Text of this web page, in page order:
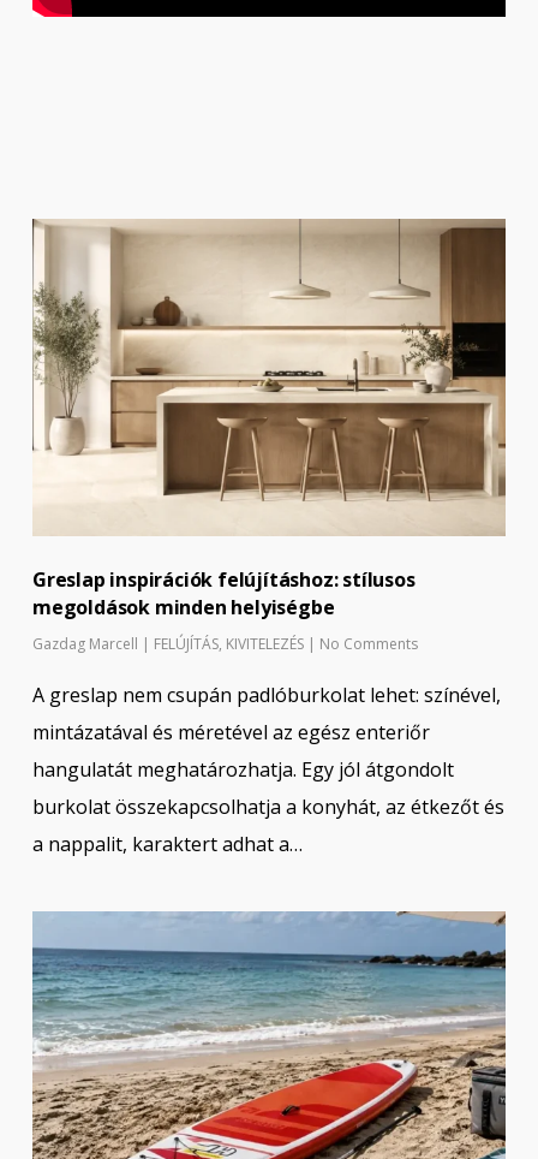
Greslap inspirációk felújításhoz: stílusos
megoldások minden helyiségbe
Gazdag Marcell | FELÚJÍTÁS, KIVITELEZÉS | No Comments
A greslap nem csupán padlóburkolat lehet: színével,
mintázatával és méretével az egész enteriőr
hangulatát meghatározhatja. Egy jól átgondolt
burkolat összekapcsolhatja a konyhát, az étkezőt és
a nappalit, karaktert adhat a…